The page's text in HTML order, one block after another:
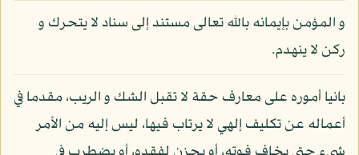
و المؤمن بإيمانه بالله تعالى مستند إلى سناد لا يتحرك و
ركن لا ينهدم.
بانيا أموره على معارف حقة لا تقبل الشك و الريب، مقدما في
أعماله عن تكليف إلهي لا يرتاب فيها، ليس إليه من الأمر